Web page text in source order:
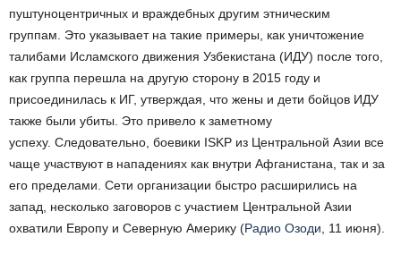
пуштуноцентричных и враждебных другим этническим
группам. Это указывает на такие примеры, как уничтожение
талибами Исламского движения Узбекистана (ИДУ) после того,
как группа перешла на другую сторону в 2015 году и
присоединилась к ИГ, утверждая, что жены и дети бойцов ИДУ
также были убиты. Это привело к заметному
успеху. Следовательно, боевики ISKP из Центральной Азии все
чаще участвуют в нападениях как внутри Афганистана, так и за
его пределами. Сети организации быстро расширились на
запад, несколько заговоров с участием Центральной Азии
охватили Европу и Северную Америку (Радио Озоди , 11 июня).